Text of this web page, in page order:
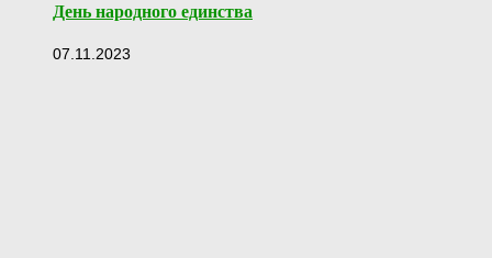
День народного единства
07.11.2023